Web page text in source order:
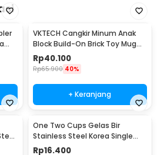
VKTECH Cangkir Minum Anak
Block Build-On Brick Toy Mug
350ml - 936SN
Rp40.100
Rp65.900 40%
+ Keranjang
One Two Cups Gelas Bir
Stainless Steel Korea Single
Wall Glass 180ml - J070
Rp16.400